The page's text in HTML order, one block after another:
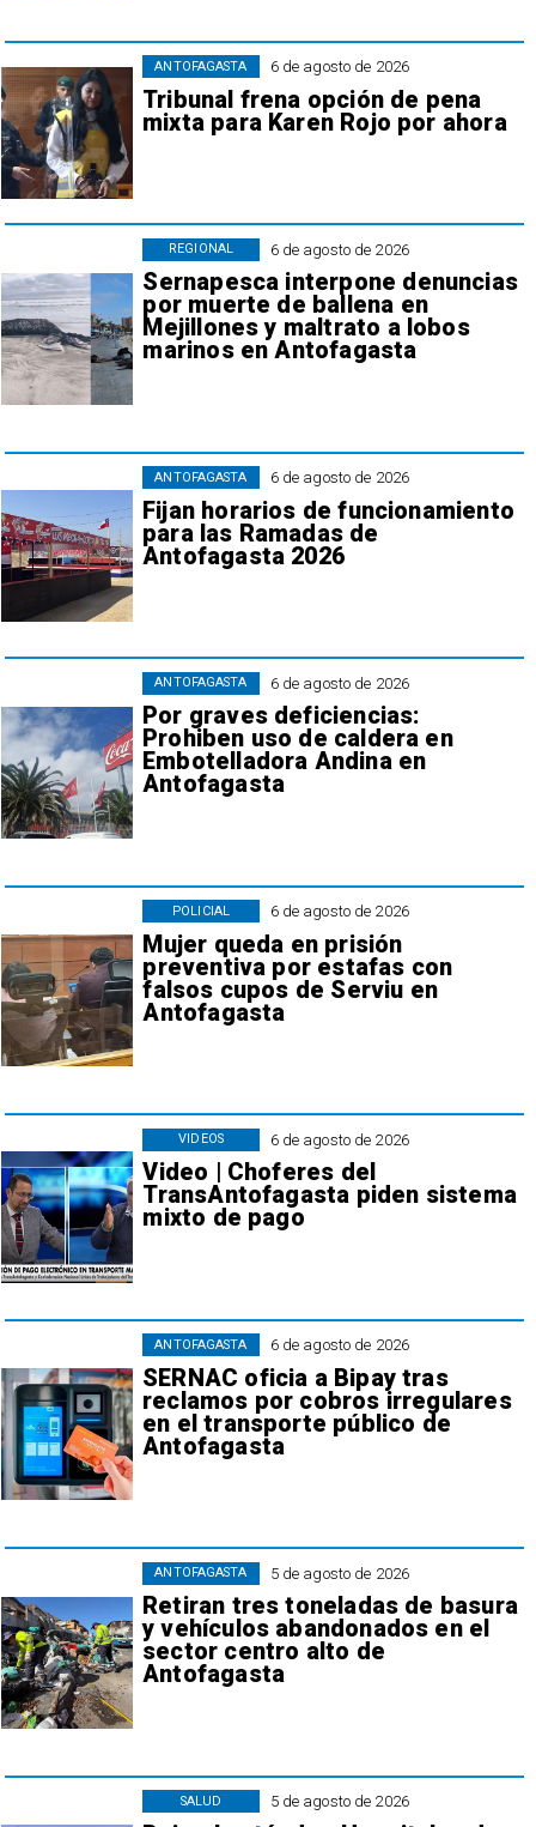
6 de agosto de 2026
Tribunal frena opción de pena
mixta para Karen Rojo por ahora
ANTOFAGASTA
6 de agosto de 2026
Sernapesca interpone denuncias
por muerte de ballena en
Mejillones y maltrato a lobos
marinos en Antofagasta
REGIONAL
6 de agosto de 2026
Fijan horarios de funcionamiento
para las Ramadas de
Antofagasta 2026
ANTOFAGASTA
6 de agosto de 2026
Por graves deficiencias:
Prohiben uso de caldera en
Embotelladora Andina en
Antofagasta
ANTOFAGASTA
6 de agosto de 2026
Mujer queda en prisión
preventiva por estafas con
falsos cupos de Serviu en
Antofagasta
POLICIAL
6 de agosto de 2026
Video | Choferes del
TransAntofagasta piden sistema
mixto de pago
VIDEOS
6 de agosto de 2026
SERNAC oficia a Bipay tras
reclamos por cobros irregulares
en el transporte público de
Antofagasta
ANTOFAGASTA
5 de agosto de 2026
Retiran tres toneladas de basura
y vehículos abandonados en el
sector centro alto de
Antofagasta
ANTOFAGASTA
5 de agosto de 2026
SALUD